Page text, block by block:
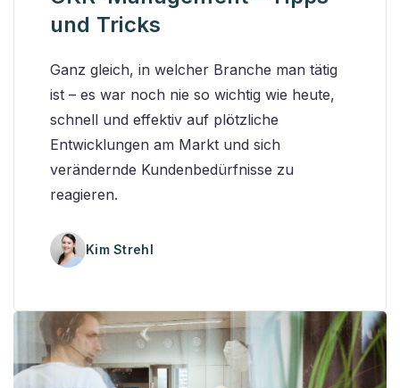
und Tricks
Ganz gleich, in welcher Branche man tätig
ist – es war noch nie so wichtig wie heute,
schnell und effektiv auf plötzliche
Entwicklungen am Markt und sich
verändernde Kundenbedürfnisse zu
reagieren.
Kim Strehl